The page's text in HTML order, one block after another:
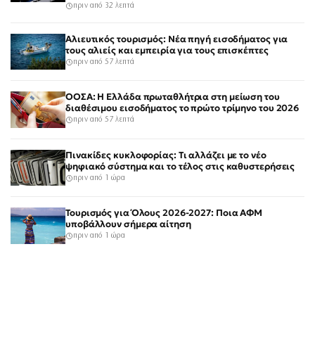
πριν από 32 λεπτά
Αλιευτικός τουρισμός: Νέα πηγή εισοδήματος για
τους αλιείς και εμπειρία για τους επισκέπτες
πριν από 57 λεπτά
ΟΟΣΑ: Η Ελλάδα πρωταθλήτρια στη μείωση του
διαθέσιμου εισοδήματος το πρώτο τρίμηνο του 2026
πριν από 57 λεπτά
Πινακίδες κυκλοφορίας: Τι αλλάζει με το νέο
ψηφιακό σύστημα και το τέλος στις καθυστερήσεις
πριν από 1 ώρα
Τουρισμός για Όλους 2026-2027: Ποια ΑΦΜ
υποβάλλουν σήμερα αίτηση
πριν από 1 ώρα